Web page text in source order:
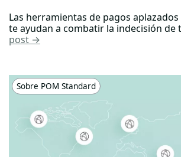
Las herramientas de pagos
te ayudan a combatir la indecisión de
post →
Sobre POM Standard